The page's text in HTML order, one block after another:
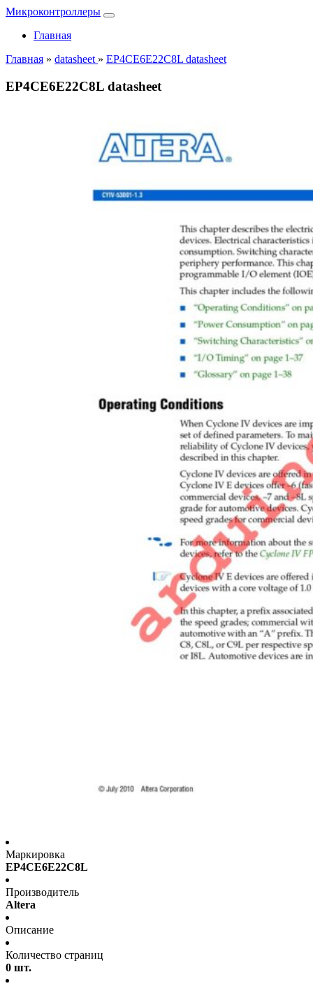
Микроконтроллеры
Главная
Главная » datasheet » EP4CE6E22C8L datasheet
EP4CE6E22C8L datasheet
Маркировка
EP4CE6E22C8L
Производитель
Altera
Описание
Количество страниц
0 шт.